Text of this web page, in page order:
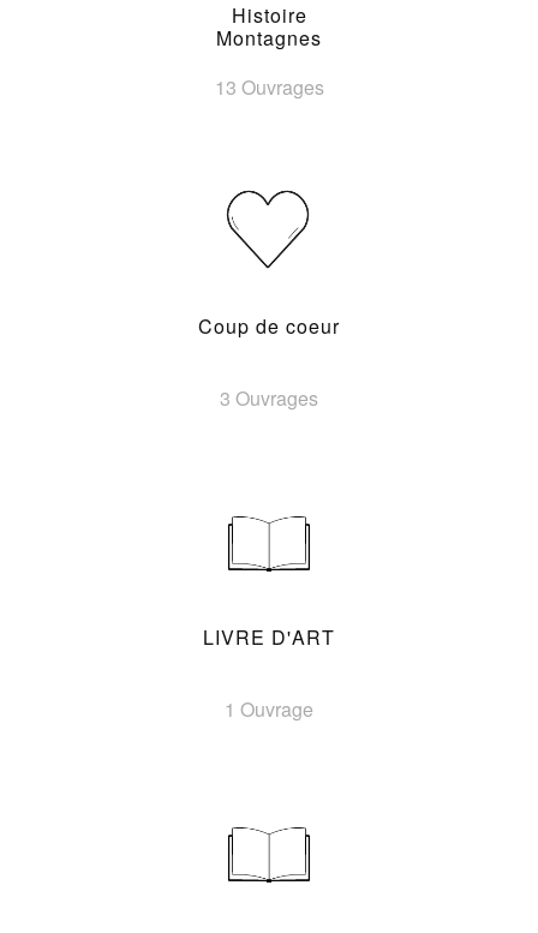
Histoire
Montagnes
13 Ouvrages
Coup de coeur
3 Ouvrages
LIVRE D'ART
1 Ouvrage